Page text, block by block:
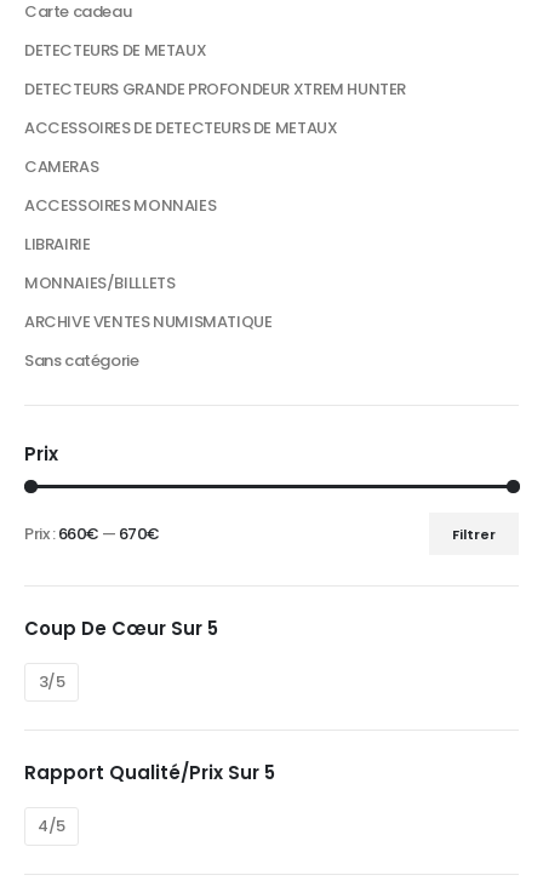
Carte cadeau
DETECTEURS DE METAUX
DETECTEURS GRANDE PROFONDEUR XTREM HUNTER
ACCESSOIRES DE DETECTEURS DE METAUX
CAMERAS
ACCESSOIRES MONNAIES
LIBRAIRIE
MONNAIES/BILLLETS
ARCHIVE VENTES NUMISMATIQUE
Sans catégorie
Prix
Filtrer
Prix :660€ — 670€
Coup De Cœur Sur 5
3/5
Rapport Qualité/prix Sur 5
4/5